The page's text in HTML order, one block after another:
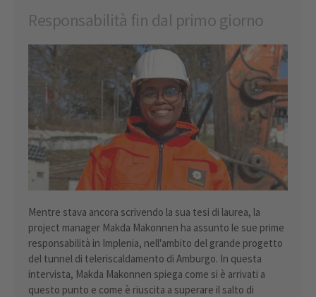
Responsabilità fin dal primo giorno
Mentre stava ancora scrivendo la sua tesi di laurea, la
project manager Makda Makonnen ha assunto le sue prime
responsabilità in Implenia, nell'ambito del grande progetto
del tunnel di teleriscaldamento di Amburgo. In questa
intervista, Makda Makonnen spiega come si è arrivati a
questo punto e come è riuscita a superare il salto di